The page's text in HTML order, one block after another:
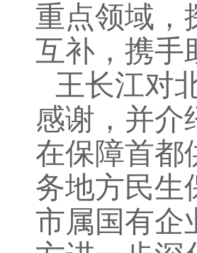
重点领域 ，
互补， 携手
王长江对
感谢 ， 并介
在保障首都
务地方民生
市属国有企